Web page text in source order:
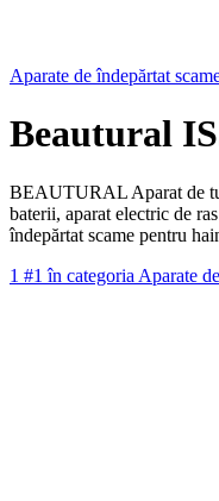
Aparate de îndepărtat
Beautural
BEAUTURAL Aparat de
baterii, aparat electric de
îndepărtat scame pentru
1 #1 în categoria Aparate